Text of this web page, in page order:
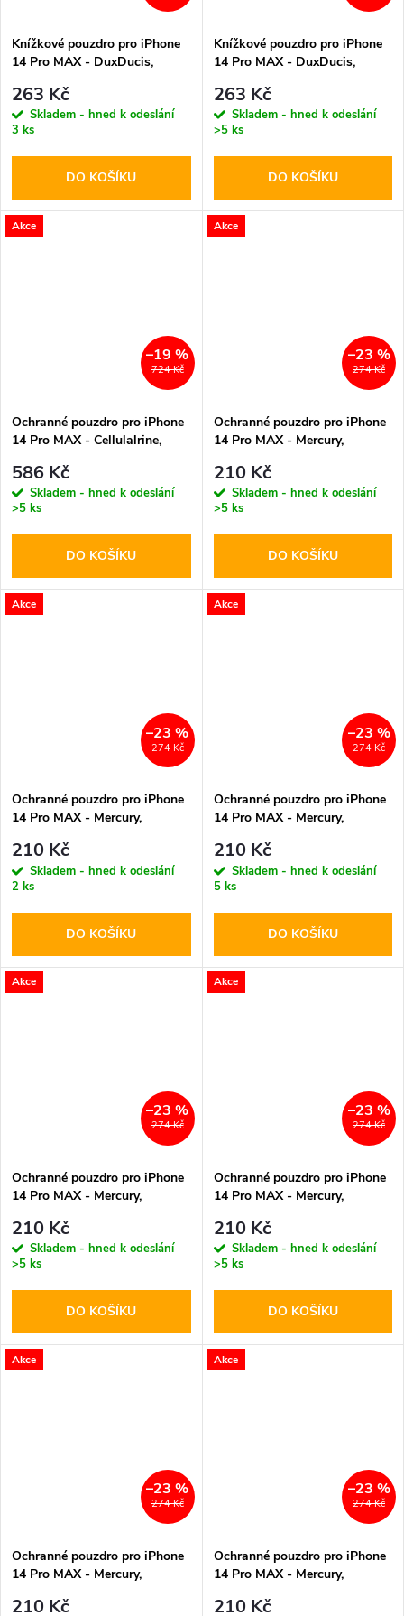
Knížkové pouzdro pro iPhone
14 Pro MAX - DuxDucis,
263 Kč
Skladem - hned k odeslání
3 ks
DO KOŠÍKU
Knížkové pouzdro pro iPhone
14 Pro MAX - DuxDucis,
263 Kč
Skladem - hned k odeslání
>5 ks
DO KOŠÍKU
Akce
724 Kč
–19 %
Ochranné pouzdro pro iPhone
14 Pro MAX - Cellulalrine,
586 Kč
Skladem - hned k odeslání
>5 ks
DO KOŠÍKU
Akce
274 Kč
–23 %
Ochranné pouzdro pro iPhone
14 Pro MAX - Mercury,
210 Kč
Skladem - hned k odeslání
>5 ks
DO KOŠÍKU
Akce
274 Kč
–23 %
Ochranné pouzdro pro iPhone
14 Pro MAX - Mercury,
210 Kč
Skladem - hned k odeslání
2 ks
DO KOŠÍKU
Akce
274 Kč
–23 %
Ochranné pouzdro pro iPhone
14 Pro MAX - Mercury,
210 Kč
Skladem - hned k odeslání
5 ks
DO KOŠÍKU
Akce
274 Kč
–23 %
Ochranné pouzdro pro iPhone
14 Pro MAX - Mercury,
210 Kč
Skladem - hned k odeslání
>5 ks
DO KOŠÍKU
Akce
274 Kč
–23 %
Ochranné pouzdro pro iPhone
14 Pro MAX - Mercury,
210 Kč
Skladem - hned k odeslání
>5 ks
DO KOŠÍKU
Akce
274 Kč
–23 %
Ochranné pouzdro pro iPhone
14 Pro MAX - Mercury,
210 Kč
Akce
274 Kč
–23 %
Ochranné pouzdro pro iPhone
14 Pro MAX - Mercury,
210 Kč